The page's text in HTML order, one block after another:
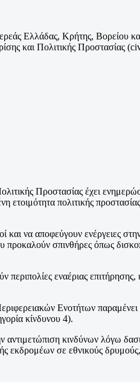
Ελλάδας, Κρήτης,
και Πολιτικής Προστασίας
Προστασίας έχει
πολιτικής
και να αποφεύγουν ενέργειες
σπινθήρες όπως
εναέριας
Ενοτήτων παραμένει
κίνδυνου 4).
αντιμετώπιση κινδύνων λόγω
εκδρομέων σε εθνικούς